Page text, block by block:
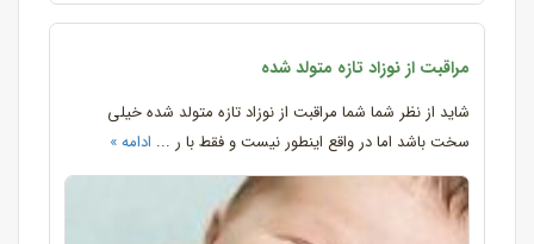
مراقبت از نوزاد تازه متولد شده
شاید از نظر شما شما مراقبت از نوزاد تازه متولد شده خیلی
سخت باشد اما در واقع اینطور نیست و فقط با ر ... ادامه »